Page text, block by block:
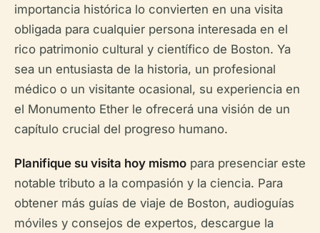
importancia histórica lo convierten en una visita
obligada para cualquier persona interesada en el
rico patrimonio cultural y científico de Boston. Ya
sea un entusiasta de la historia, un profesional
médico o un visitante ocasional, su experiencia en
el Monumento Ether le ofrecerá una visión de un
capítulo crucial del progreso humano.
Planifique su visita hoy mismo para presenciar este
notable tributo a la compasión y la ciencia. Para
obtener más guías de viaje de Boston, audioguías
móviles y consejos de expertos, descargue la